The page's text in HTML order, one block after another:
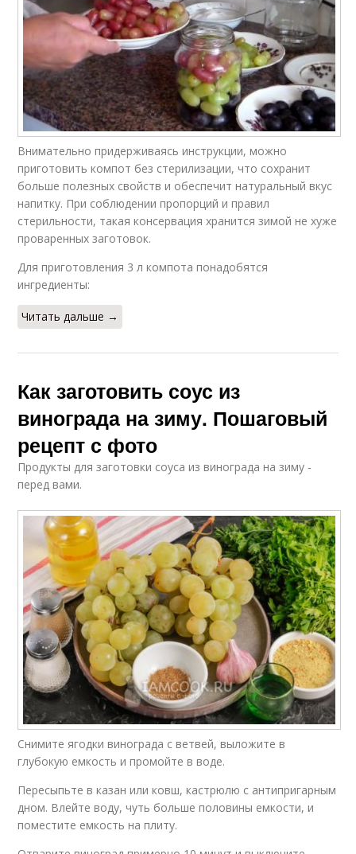
Внимательно придерживаясь инструкции, можно
приготовить компот без стерилизации, что сохранит
больше полезных свойств и обеспечит натуральный вкус
напитку. При соблюдении пропорций и правил
стерильности, такая консервация хранится зимой не хуже
проваренных заготовок.
Для приготовления 3 л компота понадобятся
ингредиенты:
Читать дальше →
Как заготовить соус из
винограда на зиму. Пошаговый
рецепт с фото
Продукты для заготовки соуса из винограда на зиму -
перед вами.
Снимите ягодки винограда с ветвей, выложите в
глубокую емкость и промойте в воде.
Пересыпьте в казан или ковш, кастрюлю с антипригарным
дном. Влейте воду, чуть больше половины емкости, и
поместите емкость на плиту.